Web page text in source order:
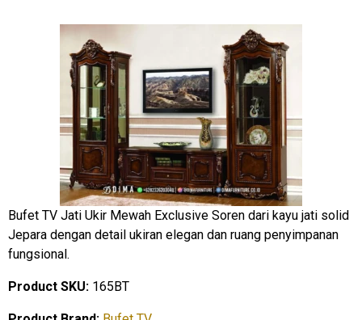
Bufet TV Jati Ukir Mewah Exclusive Soren dari kayu jati solid
Jepara dengan detail ukiran elegan dan ruang penyimpanan
fungsional.
Product SKU: 165BT